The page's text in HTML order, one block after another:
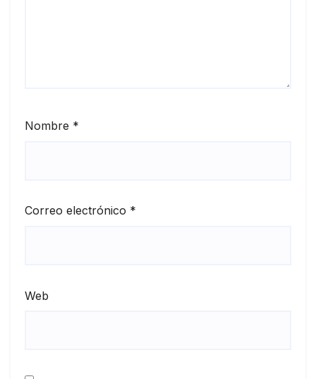
Nombre *
Correo electrónico *
Web